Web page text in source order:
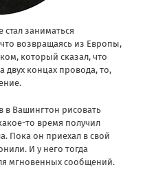
стал заниматься
возвращаясь из Европы,
который сказал, что
двух концах провода, то,
в Вашингтон рисовать
то время получил
Пока он приехал в свой
И у него тогда
мгновенных сообщений.